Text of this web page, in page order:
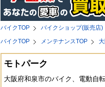
バイクTOP バイクショップ(販売店)
バイクTOP
メンテナンスTOP
モトパーク
大阪府和泉市のバイク、電動自